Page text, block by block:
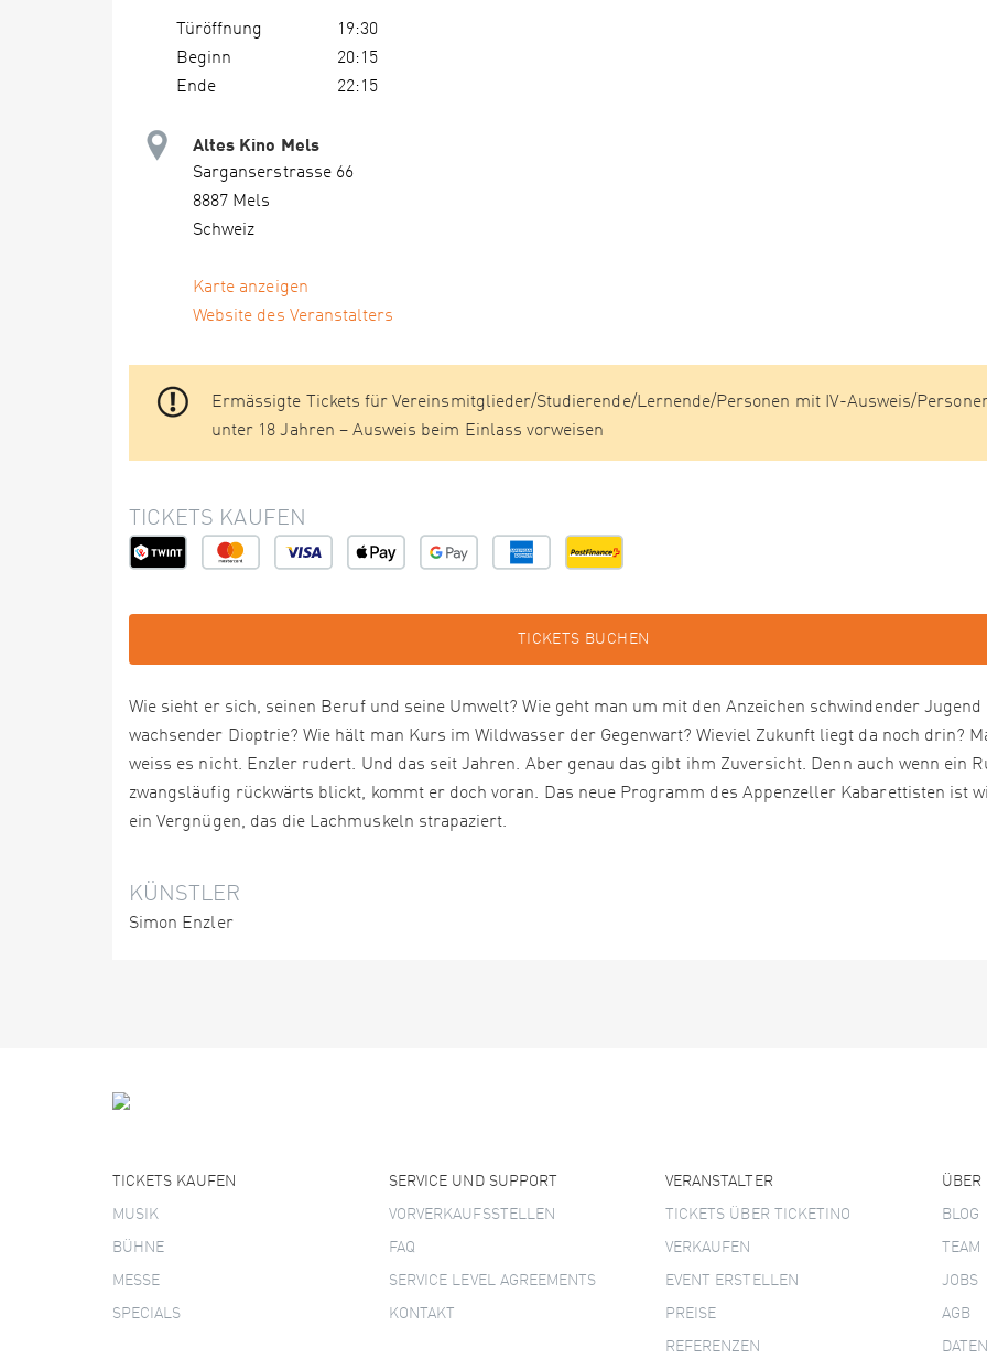
Türöffnung
19:30
Beginn
20:15
Ende
22:15
Altes Kino Mels
Sarganserstrasse 66
8887 Mels
Schweiz
Karte anzeigen
Website des Veranstalters
Ermässigte Tickets für Vereinsmitglieder/Studierende/Lernende/Personen mit IV-Ausweis/
unter 18 Jahren – Ausweis beim Einlass vorweisen
TICKETS KAUFEN
TICKETS BUCHEN
Wie sieht er sich, seinen Beruf und seine Umwelt? Wie geht man um mit den Anzeichen schwindender Jugend
wachsender Dioptrie? Wie hält man Kurs im Wildwasser der Gegenwart? Wieviel Zukunft liegt da noch drin?
weiss es nicht. Enzler rudert. Und das seit Jahren. Aber genau das gibt ihm Zuversicht. Denn auch wenn ein
zwangsläufig rückwärts blickt, kommt er doch voran. Das neue Programm des Appenzeller Kabarettisten ist
ein Vergnügen, das die Lachmuskeln strapaziert.
KÜNSTLER
Simon Enzler
TICKETS KAUFEN
MUSIK
BÜHNE
MESSE
SPECIALS
SERVICE UND SUPPORT
VORVERKAUFSSTELLEN
FAQ
SERVICE LEVEL AGREEMENTS
KONTAKT
VERANSTALTER
TICKETS ÜBER TICKETINO
VERKAUFEN
EVENT ERSTELLEN
PREISE
REFERENZEN
ÜBER
BLOG
TEAM
JOBS
AGB